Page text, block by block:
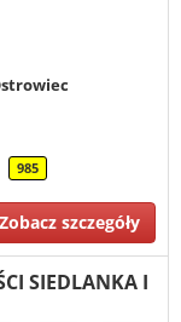
985
Zobacz szczegóły
SIEDLANKA I